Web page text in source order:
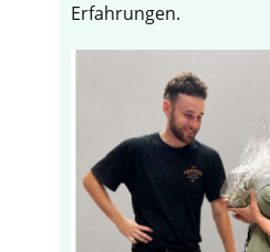
Erfahrungen.